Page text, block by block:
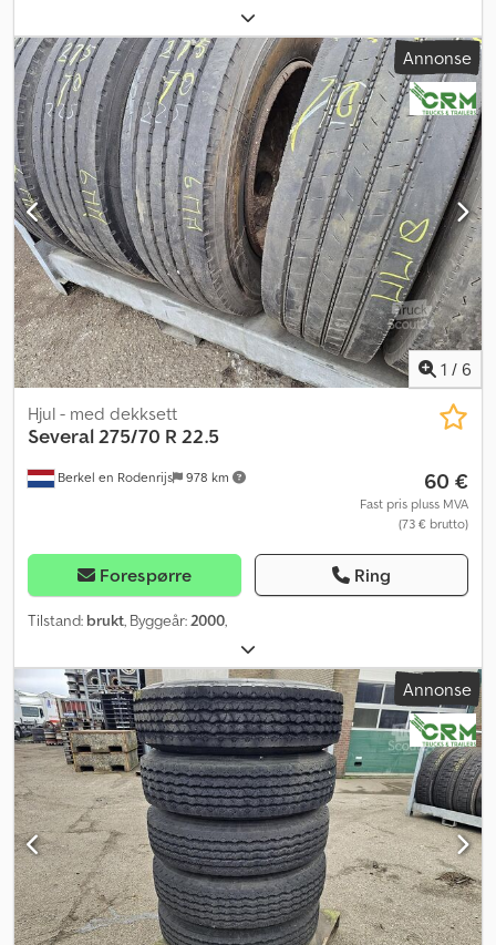
Annonse
1 / 6
Berkel en Rodenrijs 978 km
Hjul - med dekksett
Several275/70 R 22.5
60 €
Fast pris pluss MVA
(73 € brutto)
Forespørre Ring
Tilstand: brukt, Byggeår:2000,
Annonse